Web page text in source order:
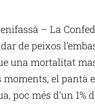
– La
de peixos
una mortalitat
moments, el pantà
poc més d’un